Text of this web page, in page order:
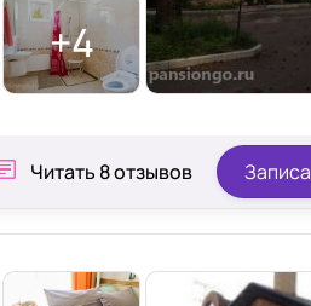
+4
Читать 8 отзывов